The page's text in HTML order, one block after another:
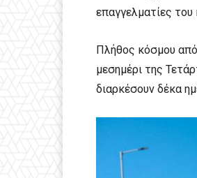
επαγγελματίες
Πλήθος κόσμου
μεσημέρι της
διαρκέσουν δέκα